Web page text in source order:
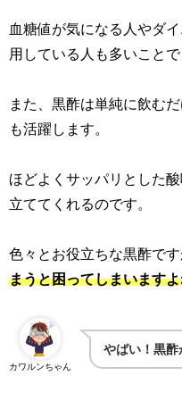
血糖値が気になる人やダ
用している人も多いことで
また、黒酢は単純に飲む
も活躍します。
ほどよくサッパリとした
立ててくれるのです。
色々とお役立ちな黒酢です
まうと困ってしまいます
カワルンちゃん
やばい！黒酢